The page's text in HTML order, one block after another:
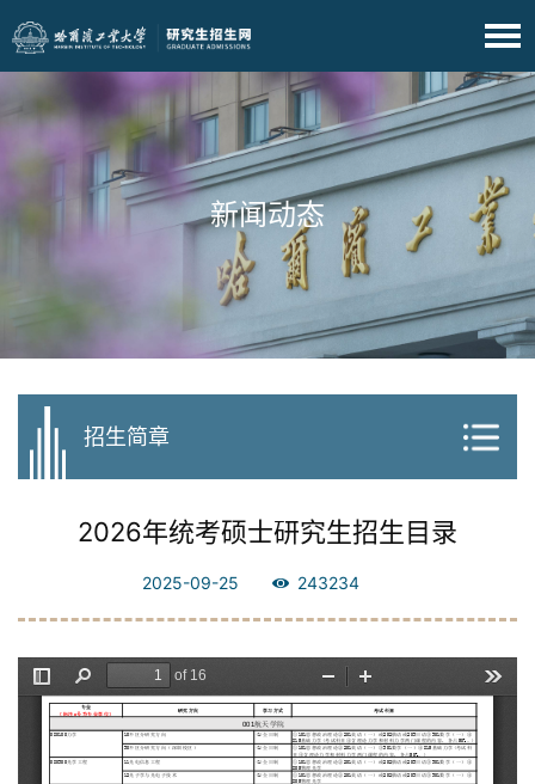
新闻动态
招生简章
2026年统考硕士研究生招生目录
2025-09-25 243234